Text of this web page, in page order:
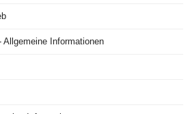
Allgemeine Informationen